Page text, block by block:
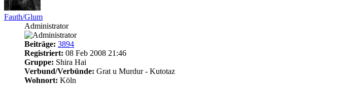
Fauth/Glum
Administrator
Beiträge: 3894
Registriert: 08 Feb 2008 21:46
Gruppe: Shira Hai
Verbund/Verbünde: Grat u Murdur - Kutotaz
Wohnort: Köln